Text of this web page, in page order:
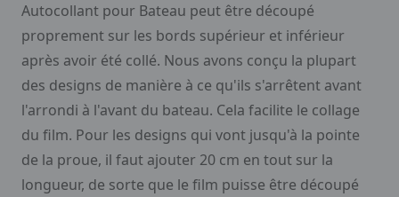
Autocollant pour Bateau peut être découpé
proprement sur les bords supérieur et inférieur
après avoir été collé. Nous avons conçu la plupart
des designs de manière à ce qu'ils s'arrêtent avant
l'arrondi à l'avant du bateau. Cela facilite le collage
du film. Pour les designs qui vont jusqu'à la pointe
de la proue, il faut ajouter 20 cm en tout sur la
longueur, de sorte que le film puisse être découpé